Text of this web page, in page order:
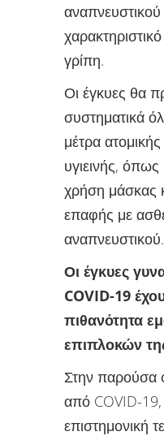
γρίπη.
Οι έγκυες θα
συστηματικά
μέτρα
υγιεινής,
χρήση μάσκας
επαφής με
αναπνευστικού.
Οι έγκυες
COVID-19
πιθανότητα
επιπλοκών
Στην παρούσα
από COVID-19,
επιστημονική